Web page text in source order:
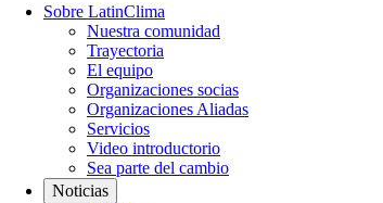
Navegación
Sobre LatinClima
Nuestra comunidad
Trayectoria
El equipo
Organizaciones socias
Organizaciones Aliadas
Servicios
Video introductorio
Sea parte del cambio
Noticias